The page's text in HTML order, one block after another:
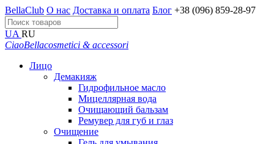
BellaClub О нас Доставка и оплата Блог +38 (096) 859-28-97
UA RU
CiaoBellacosmetici & accessori
Лицо
Демакияж
Гидрофильное масло
Мицеллярная вода
Очищающий бальзам
Ремувер для губ и глаз
Очищение